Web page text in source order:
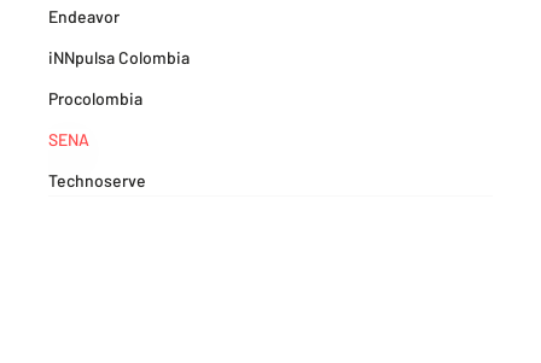
Endeavor
iNNpulsa Colombia
Procolombia
SENA
Technoserve